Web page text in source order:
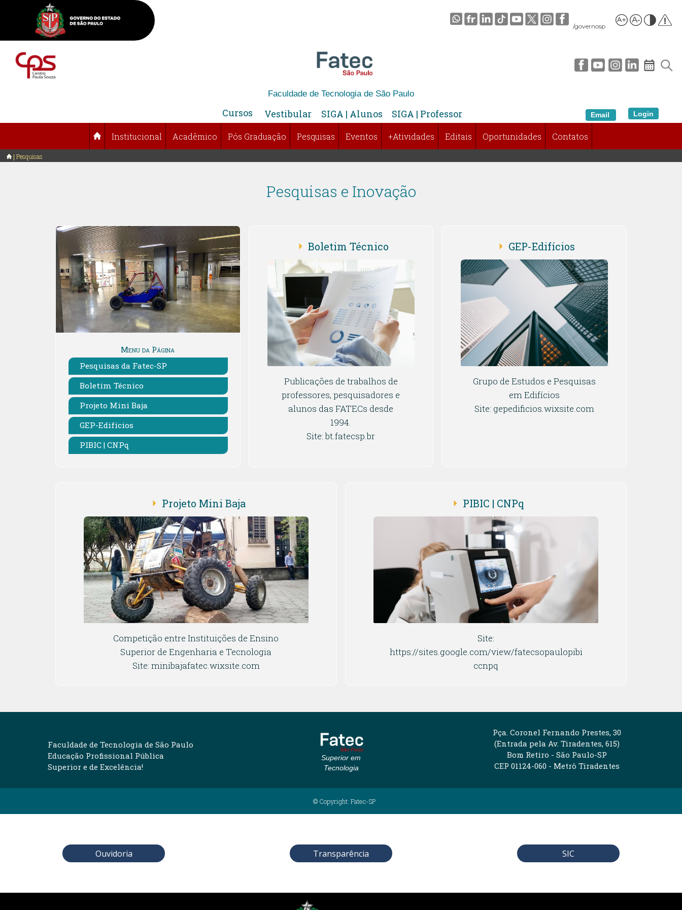
/governosp
Email
Faculdade de Tecnologia de São Paulo
Cursos Vestibular SIGA | Alunos SIGA | Professor
Institucional Acadêmico Pós Graduação Pesquisas Eventos +Atividades Editais Oportunidades Contatos
Login
Pesquisas
Pesquisas e Inovação
Menu da Página
Pesquisas da Fatec-SP
Boletim Técnico
Projeto Mini Baja
GEP-Edifícios
PIBIC | CNPq
Boletim Técnico
Publicações de trabalhos de
professores, pesquisadores e
alunos das FATECs desde
1994.
Site: bt.fatecsp.br
GEP-Edifícios
Grupo de Estudos e Pesquisas
em Edifícios
Site: gepedificios.wixsite.com
Projeto Mini Baja
Competição entre Instituições de Ensino
Superior de Engenharia e Tecnologia
Site: minibajafatec.wixsite.com
PIBIC | CNPq
Site:
https://sites.google.com/view/fatecsopaulopibi
ccnpq
Superior em
Tecnologia
Faculdade de Tecnologia de São Paulo
Educação Profissional Pública
Superior e de Excelência!
Pça. Coronel Fernando Prestes, 30
(Entrada pela Av. Tiradentes, 615)
Bom Retiro - São Paulo-SP
CEP 01124-060 - Metrô Tiradentes
© Copyright: Fatec-SP
Ouvidoria Transparência SIC